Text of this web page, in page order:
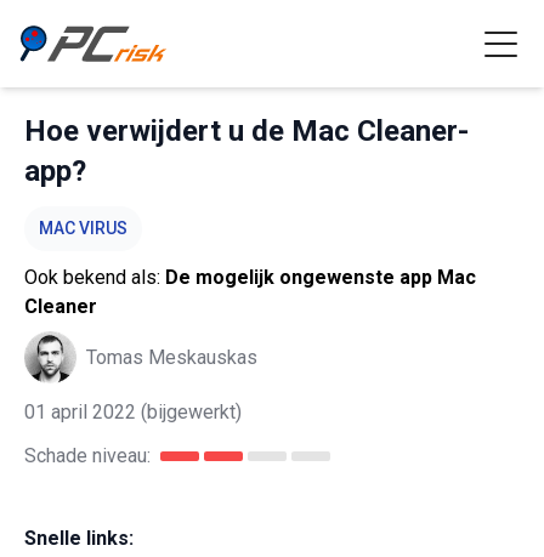
Hoe verwijdert u de Mac Cleaner-
app?
MAC VIRUS
Ook bekend als: De mogelijk ongewenste app Mac
Cleaner
Tomas Meskauskas
01 april 2022 (bijgewerkt)
Schade niveau:
Snelle links: